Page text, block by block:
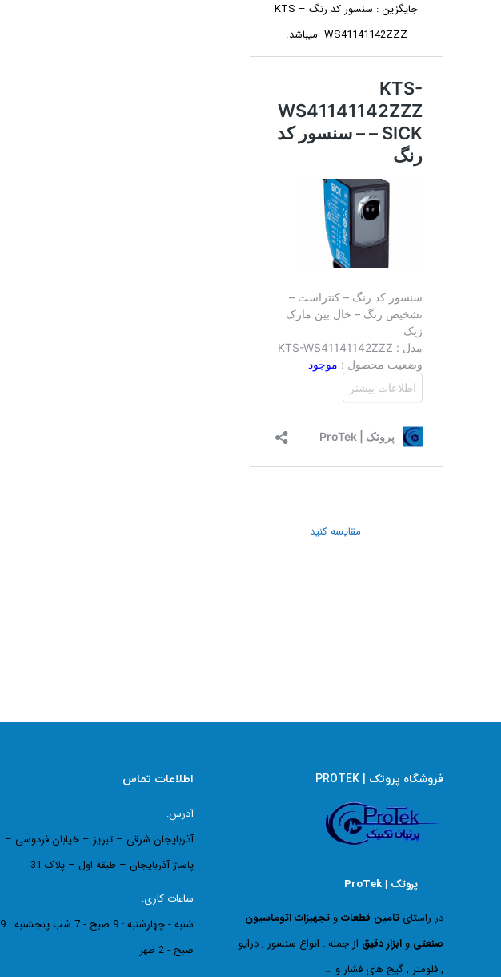
جایگزین : سنسور کد رنگ KTS –
WS41141142ZZZ میباشد.
مقایسه کنید
فروشگاه پروتک | PROTEK
پروتک | ProTek
در راستای تامین قطعاتو تجهیزات اتوماسیون
صنعتی و ابزار دقیق از جمله : انواع سنسور , درایو
, فلومتر , گیج های فشار و …
اطلاعات تماس
آدرس:
آذربایجان شرقی – تبریز – خیابان فردوسی –
پاساژ آذربایجان – طبقه اول – پلاک 31
ساعات کاری:
شنبه - چهارشنبه : 9 صبح - 7 شب پنجشنبه : 9
صبح - 2 ظهر